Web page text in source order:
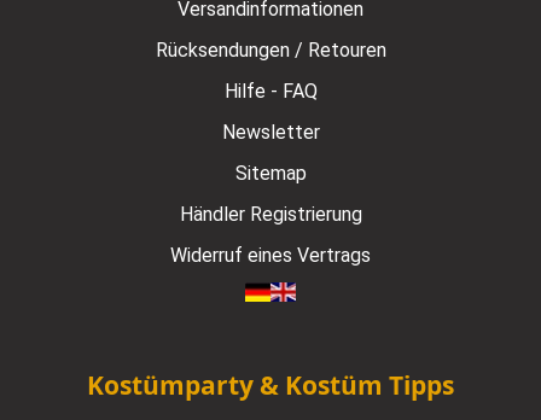
Versandinformationen
Rücksendungen / Retouren
Hilfe - FAQ
Newsletter
Sitemap
Händler Registrierung
Widerruf eines Vertrags
Kostümparty & Kostüm Tipps